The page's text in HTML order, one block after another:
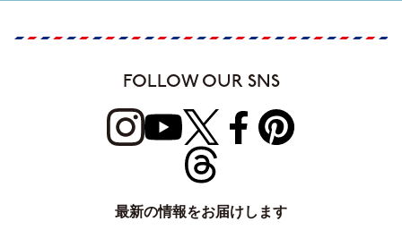
FOLLOW OUR SNS
最新の情報をお届けします